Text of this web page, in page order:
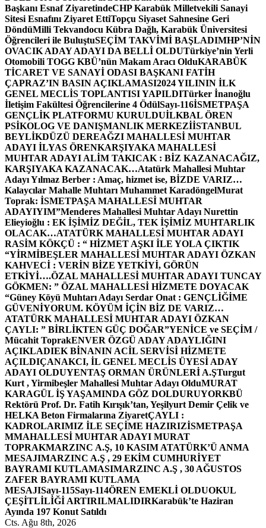
Başkanı Esnaf ZiyaretindeCHP Karabük Milletvekili Sanayi
Sitesi Esnafını Ziyaret EttiTopçu Siyaset Sahnesine Geri
DöndüMilli Tekvandocu Kübra Dağlı, Karabük Üniversitesi
Öğrencileri ile BuluştuSEÇİM TAKVİMİ BAŞLADIMHP’NİN
OVACIK ADAY ADAYI DA BELLİ OLDUTürkiye’nin Yerli
Otomobili TOGG KBÜ’nün Makam Aracı OlduKARABÜK
TİCARET VE SANAYİ ODASI BAŞKANI FATİH
ÇAPRAZ’IN BASIN AÇIKLAMASI2024 YILININ İLK
GENEL MECLİS TOPLANTISI YAPILDITürker İnanoğlu
İletişim Fakültesi Öğrencilerine 4 ÖdülSayı-116İSMETPAŞA
GENÇLİK PLATFORMU KURULDUİLKBAL ÖREN
PSİKOLOG VE DANIŞMANLIK MERKEZİİSTANBUL
BEYLİKDÜZÜ DEREAĞZI MAHALLESİ MUHTAR
ADAYI İLYAS ÖRENKARŞIYAKA MAHALLESİ
MUHTAR ADAYI ALİM TAKICAK : BİZ KAZANACAĞIZ,
KARŞIYAKA KAZANACAK…Atatürk Mahallesi Muhtar
Adayı Yılmaz Berber : Amaç, hizmet ise, BİZDE VARIZ…
Kalaycılar Mahalle Muhtarı Muhammet KaradöngelMurat
Toprak: İSMETPAŞA MAHALLESİ MUHTAR
ADAYIYIM”Menderes Mahallesi Muhtar Adayı Nurettin
Elieyioğlu : EK İŞİMİZ DEĞİL, TEK İŞİMİZ MUHTARLIK
OLACAK…ATATÜRK MAHALLESİ MUHTAR ADAYI
RASİM KÖKÇÜ : “ HİZMET AŞKI İLE YOLA ÇIKTIK
“YİRMİBEŞLER MAHALLESİ MUHTAR ADAYI ÖZKAN
KAHVECİ : VERİN BİZE YETKİYİ, GÖRÜN
ETKİYİ….ÖZAL MAHALLESİ MUHTAR ADAYI TUNCAY
GÖKMEN: ” ÖZAL MAHALLESİ HİZMETE DOYACAK
“Güney Köyü Muhtarı Adayı Serdar Onat : GENÇLİĞİME
GÜVENİYORUM. KÖYÜM İÇİN BİZ DE VARIZ…
ATATÜRK MAHALLESİ MUHTAR ADAYI ÖZKAN
ÇAYLI: ” BİRLİKTEN GÜÇ DOĞAR”YENİCE ve SEÇİM /
Mücahit ToprakENVER ÖZGÜ ADAY ADAYLIĞINI
AÇIKLADIEK BİNANIN ACİL SERVİSİ HİZMETE
AÇILDIÇANAKCI, İL GENEL MECLİS ÜYESİ ADAY
ADAYI OLDUYENTAŞ ORMAN ÜRÜNLERİ A.ŞTurgut
Kurt , Yirmibeşler Mahallesi Muhtar Adayı OlduMURAT
KARAGÜL İŞ YAŞAMINDA GÖZ DOLDURUYORKBÜ
Rektörü Prof. Dr. Fatih Kırışık’tan, Yeşilyurt Demir Çelik ve
HELKA Beton Firmalarına ZiyaretÇAYLI :
KADROLARIMIZ İLE SEÇİME HAZIRIZİSMETPAŞA
MMAHALLESİ MUHTAR ADAYI MURAT
TOPRAKMARZINC A.Ş, 10 KASIM ATATÜRK’Ü ANMA
MESAJIMARZINC A.Ş , 29 EKİM CUMHURİYET
BAYRAMI KUTLAMASIMARZINC A.Ş , 30 AĞUSTOS
ZAFER BAYRAMI KUTLAMA
MESAJISayı-115Sayı-114ÖREN EMEKLİ OLDUOKUL
ÇEŞİTLİLİĞİ ARTIRILMALIDIRKarabük’te Haziran
Ayında 197 Konut Satıldı
Cts. Ağu 8th, 2026